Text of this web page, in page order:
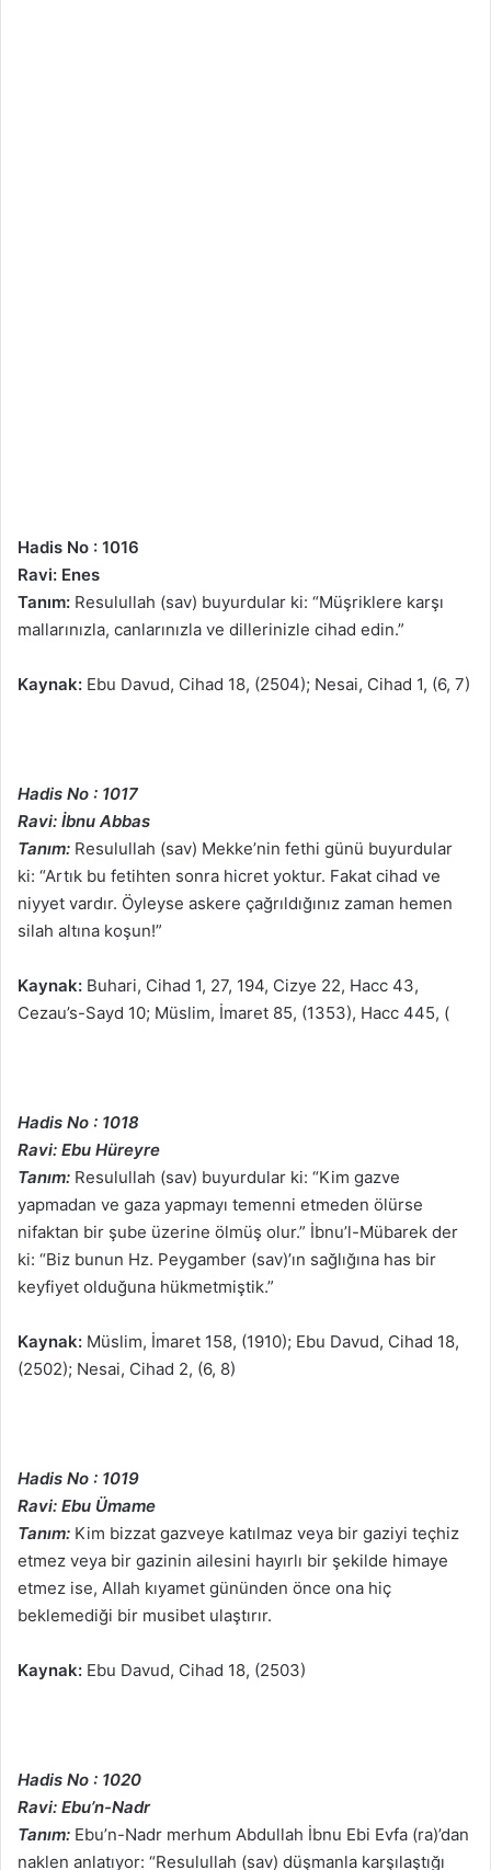
Hadis No : 1016
Ravi: Enes
Tanım: Resulullah (sav) buyurdular ki: “Müşriklere karşı
mallarınızla, canlarınızla ve dillerinizle cihad edin.”
Kaynak: Ebu Davud, Cihad 18, (2504); Nesai, Cihad 1, (6, 7)
Hadis No : 1017
Ravi: İbnu Abbas
Tanım: Resulullah (sav) Mekke’nin fethi günü buyurdular
ki: “Artık bu fetihten sonra hicret yoktur. Fakat cihad ve
niyyet vardır. Öyleyse askere çağrıldığınız zaman hemen
silah altına koşun!”
Kaynak: Buhari, Cihad 1, 27, 194, Cizye 22, Hacc 43,
Cezau’s-Sayd 10; Müslim, İmaret 85, (1353), Hacc 445, (
Hadis No : 1018
Ravi: Ebu Hüreyre
Tanım: Resulullah (sav) buyurdular ki: “Kim gazve
yapmadan ve gaza yapmayı temenni etmeden ölürse
nifaktan bir şube üzerine ölmüş olur.” İbnu’l-Mübarek der
ki: “Biz bunun Hz. Peygamber (sav)’ın sağlığına has bir
keyfiyet olduğuna hükmetmiştik.”
Kaynak: Müslim, İmaret 158, (1910); Ebu Davud, Cihad 18,
(2502); Nesai, Cihad 2, (6, 8)
Hadis No : 1019
Ravi: Ebu Ümame
Tanım: Kim bizzat gazveye katılmaz veya bir gaziyi teçhiz
etmez veya bir gazinin ailesini hayırlı bir şekilde himaye
etmez ise, Allah kıyamet gününden önce ona hiç
beklemediği bir musibet ulaştırır.
Kaynak: Ebu Davud, Cihad 18, (2503)
Hadis No : 1020
Ravi: Ebu’n-Nadr
Tanım: Ebu’n-Nadr merhum Abdullah İbnu Ebi Evfa (ra)’dan
naklen anlatıyor: “Resulullah (sav) düşmanla karşılaştığı